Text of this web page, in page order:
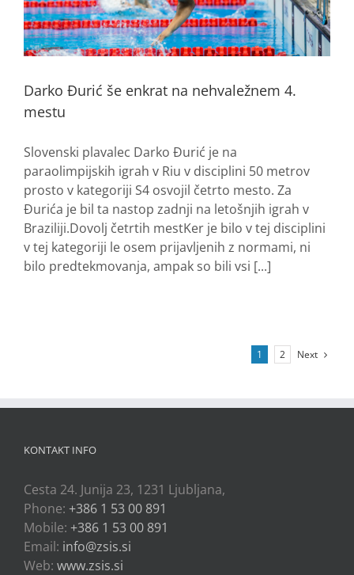
Darko Đurić še enkrat na nehvaležnem 4.
mestu
Slovenski plavalec Darko Đurić je na
paraolimpijskih igrah v Riu v disciplini 50 metrov
prosto v kategoriji S4 osvojil četrto mesto. Za
Đurića je bil ta nastop zadnji na letošnjih igrah v
Braziliji.Dovolj četrtih mestKer je bilo v tej disciplini
v tej kategoriji le osem prijavljenih z normami, ni
bilo predtekmovanja, ampak so bili vsi [...]
1 2 Next
KONTAKT INFO
Cesta 24. Junija 23, 1231 Ljubljana,
Phone: +386 1 53 00 891
Mobile: +386 1 53 00 891
Email: info@zsis.si
Web: www.zsis.si